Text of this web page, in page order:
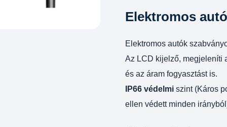
Elektromos
Elektromos autók
Az LCD kijelző, megjeleníti
és az áram fogyasztást is.
IP66 védelmiszint (Káros
ellen védett minden